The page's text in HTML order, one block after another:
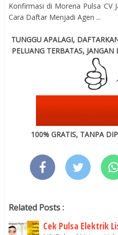
Konfirmasi di Morena Pulsa CV
Cara Daftar Menjadi Agen ...
TUNGGU APALAGI,
PELUANG TERBATAS,
100% GRATIS, TANPA
Related Posts :
Cek Pulsa Elektrik